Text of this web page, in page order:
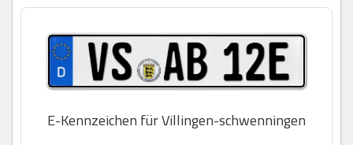
E-Kennzeichen für Villingen-schwenningen